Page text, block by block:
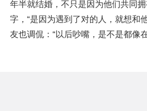
年半就结婚，不只是因为他们共同拥
字，“是因为遇到了对的人，就想和
友也调侃：“以后吵嘴，是不是都像